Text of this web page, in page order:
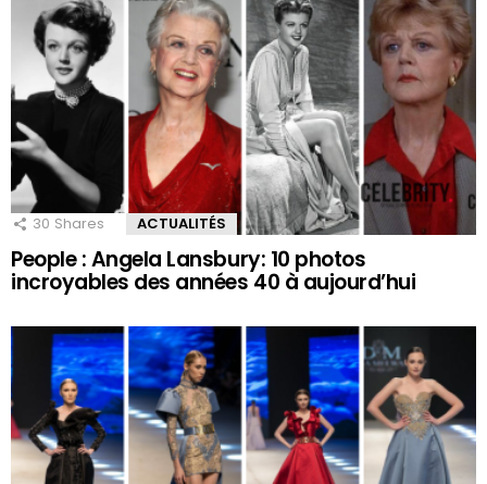
30 Shares ACTUALITÉS
People : Angela Lansbury: 10 photos
incroyables des années 40 à aujourd’hui